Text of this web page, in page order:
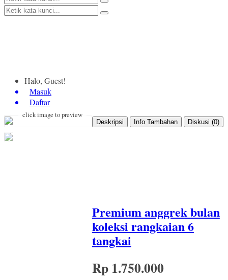
Halo, Guest!
Masuk
Daftar
click image to preview
Premium anggrek bulan
koleksi rangkaian 6
tangkai
Rp 1.750.000
Deskripsi Info Tambahan Diskusi (0)